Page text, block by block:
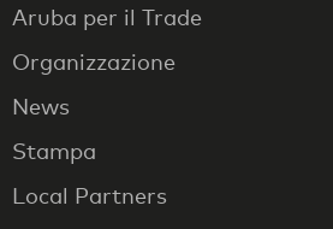
Aruba per il Trade
Organizzazione
News
Stampa
Local Partners